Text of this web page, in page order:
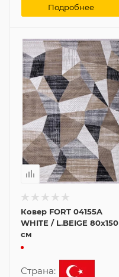
Подробнее
Ковер FORT 04155A
WHITE / L.BEIGE 80x150
см
Страна: